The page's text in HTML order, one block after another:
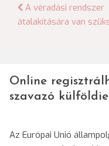
Bejegyzés
A véradási rendszer
átalakítására van
Online
szavazó
Az Európai Unió